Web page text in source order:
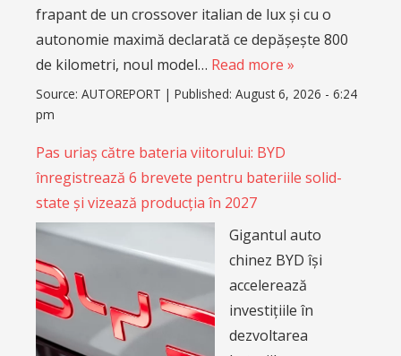
frapant de un crossover italian de lux și cu o
autonomie maximă declarată ce depășește 800
de kilometri, noul model… Read more »
Source: AUTOREPORT | Published: August 6, 2026 - 6:24
pm
Pas uriaș către bateria viitorului: BYD
înregistrează 6 brevete pentru bateriile solid-
state și vizează producția în 2027
Gigantul auto
chinez BYD își
accelerează
investițiile în
dezvoltarea